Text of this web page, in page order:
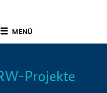
MENÜ
Info
Projekte